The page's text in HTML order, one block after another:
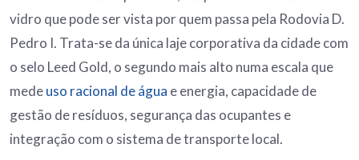
vidro que pode ser vista por quem passa pela Rodovia D.
Pedro I. Trata-se da única laje corporativa da cidade com
o selo Leed Gold, o segundo mais alto numa escala que
medeuso racional de água e energia, capacidade de
gestão de resíduos, segurança das ocupantes e
integração com o sistema de transporte local.